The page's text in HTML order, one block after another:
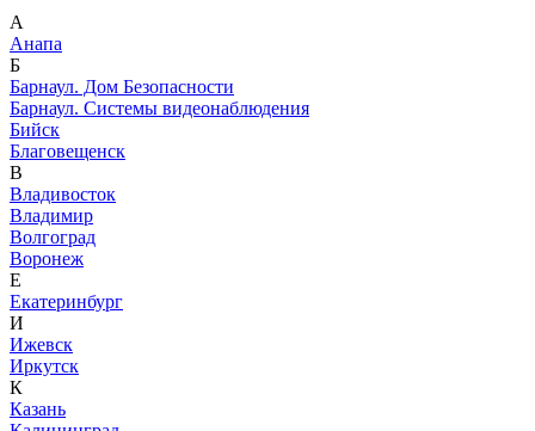
А
Анапа
Б
Барнаул. Дом Безопасности
Барнаул. Системы видеонаблюдения
Бийск
Благовещенск
В
Владивосток
Владимир
Волгоград
Воронеж
Е
Екатеринбург
И
Ижевск
Иркутск
К
Казань